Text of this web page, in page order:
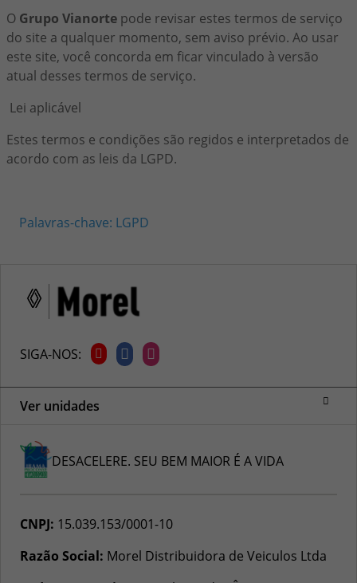
O Grupo Vianorte pode revisar estes termos de serviço
do site a qualquer momento, sem aviso prévio. Ao usar
este site, você concorda em ficar vinculado à versão
atual desses termos de serviço.
Lei aplicável
Estes termos e condições são regidos e interpretados de
acordo com as leis da LGPD.
Palavras-chave: LGPD
Ver unidades
SIGA-NOS:
DESACELERE. SEU BEM MAIOR É A VIDA
CNPJ: 15.039.153/0001-10
Razão Social: Morel Distribuidora de Veiculos Ltda